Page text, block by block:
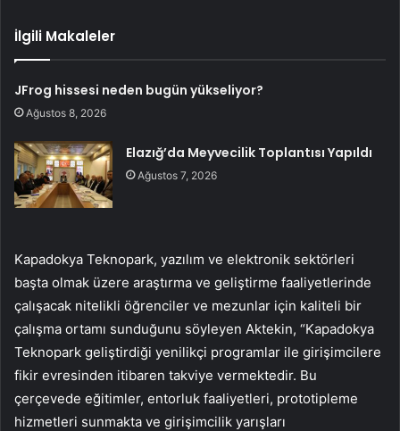
İlgili Makaleler
JFrog hissesi neden bugün yükseliyor?
Ağustos 8, 2026
Elazığ’da Meyvecilik Toplantısı Yapıldı
Ağustos 7, 2026
Kapadokya Teknopark, yazılım ve elektronik sektörleri
başta olmak üzere araştırma ve geliştirme faaliyetlerinde
çalışacak nitelikli öğrenciler ve mezunlar için kaliteli bir
çalışma ortamı sunduğunu söyleyen Aktekin, “Kapadokya
Teknopark geliştirdiği yenilikçi programlar ile girişimcilere
fikir evresinden itibaren takviye vermektedir. Bu
çerçevede eğitimler, entorluk faaliyetleri, prototipleme
hizmetleri sunmakta ve girişimcilik yarışları